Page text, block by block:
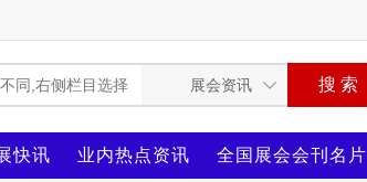
快讯 业内热点资讯 全国展会会刊名片